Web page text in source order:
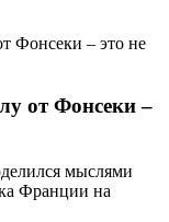
Фонсеки – это не
от Фонсеки –
мыслями
Франции на